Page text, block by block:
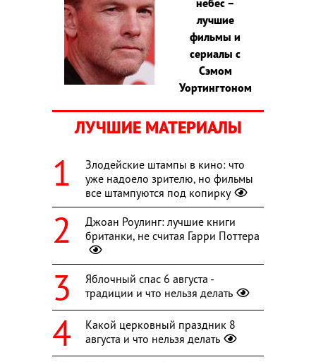
лучшие
фильмы и
сериалы с
Сэмом
Уортингтоном
ЛУЧШИЕ МАТЕРИАЛЫ
Злодейские штампы в кино: что
уже надоело зрителю, но фильмы
все штампуются под копирку
Джоан Роулинг: лучшие книги
британки, не считая Гарри Поттера
Яблочный спас 6 августа -
традиции и что нельзя делать
Какой церковный праздник 8
августа и что нельзя делать